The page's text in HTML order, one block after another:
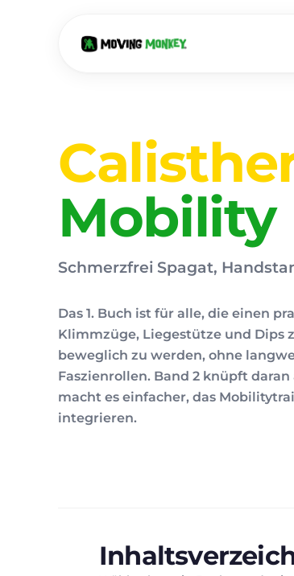
Mobility
Schmerzfrei Spagat,
Das 1. Buch ist für alle, die einen
Klimmzüge, Liegestütze und
beweglich zu werden, ohne
Faszienrollen. Band 2 knüpft
macht es einfacher, das
integrieren.